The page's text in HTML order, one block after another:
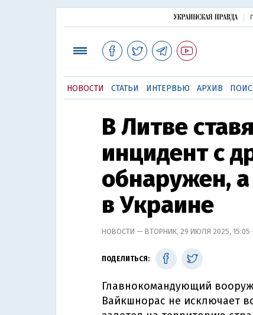
НОВОСТИ СТАТЬИ ИНТЕРВЬЮ АРХИВ
В Литве
инцидент с
обнаружен,
в Украине
НОВОСТИ — ВТОРНИК, 29 ИЮЛЯ 2025, 15:05
ПОДЕЛИТЬСЯ:
Главнокомандующий
Вайкшнорас не исключает